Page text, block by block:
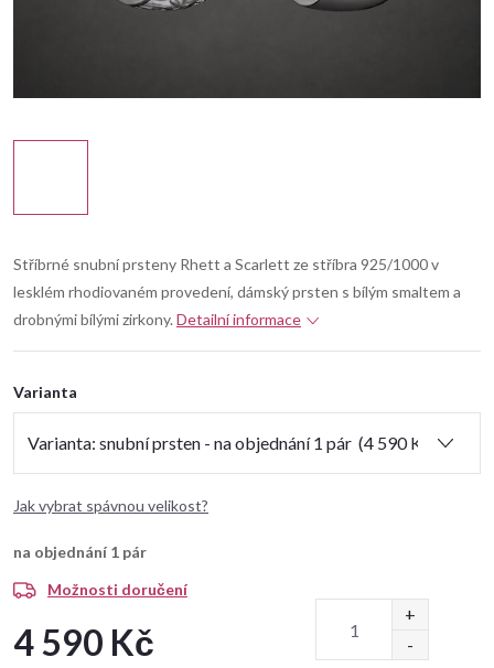
Stříbrné snubní prsteny Rhett a Scarlett ze stříbra 925/1000 v
lesklém rhodiovaném provedení, dámský prsten s bílým smaltem a
drobnými bílými zirkony. Detailní informace
Varianta
Jak vybrat spávnou velikost?
na objednání 1 pár
Možnosti doručení
4 590 Kč